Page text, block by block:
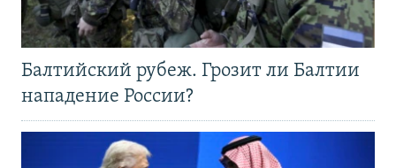
Балтийский рубеж. Грозит ли Балтии
нападение России?